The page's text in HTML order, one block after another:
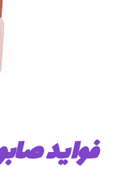
فواید